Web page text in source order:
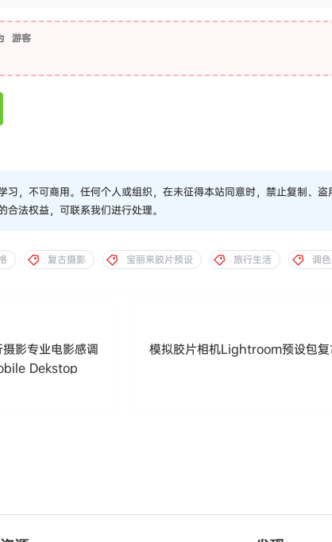
游客
，不可商用。任何个人或组织，在未征得本站同意时，禁止复制、
法权益，可联系我们进行处理。
复古摄影 宝丽来胶片预设 旅行生活 调
影专业电影感调
Dekstop
模拟胶片相机Lightroom预设包复